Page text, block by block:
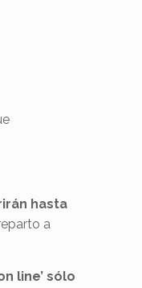
hasta
a
line’ sólo